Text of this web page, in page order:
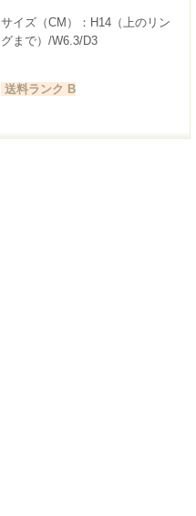
サイズ（CM）：H14（上のリン
グまで）/W6.3/D3
送料ランク B